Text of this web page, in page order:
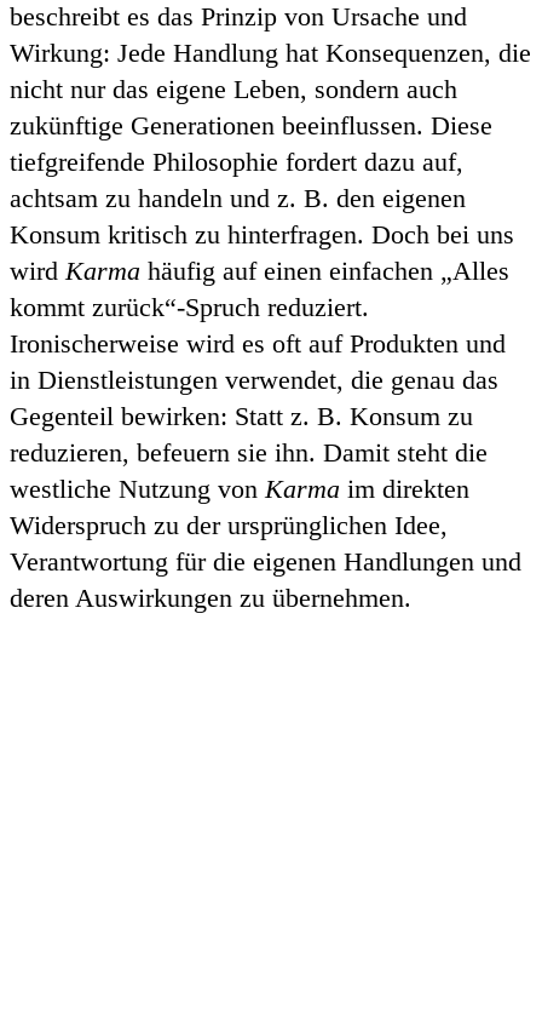
beschreibt es das Prinzip von Ursache und
Wirkung: Jede Handlung hat Konsequenzen, die
nicht nur das eigene Leben, sondern auch
zukünftige Generationen beeinflussen. Diese
tiefgreifende Philosophie fordert dazu auf,
achtsam zu handeln und z. B. den eigenen
Konsum kritisch zu hinterfragen. Doch bei uns
wirdKarma häufig auf einen einfachen „Alles
kommt zurück“-Spruch reduziert.
Ironischerweise wird es oft auf Produkten und
in Dienstleistungen verwendet, die genau das
Gegenteil bewirken: Statt z. B. Konsum zu
reduzieren, befeuern sie ihn. Damit steht die
westliche Nutzung vonKarma im direkten
Widerspruch zu der ursprünglichen Idee,
Verantwortung für die eigenen Handlungen und
deren Auswirkungen zu übernehmen.